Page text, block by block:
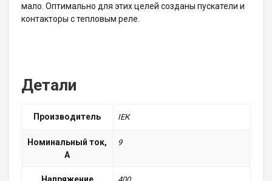
мало. Оптимально для этих целей созданы пускатели и
контакторы с тепловым реле.
Детали
Производитель ІЕК
Номинальный ток,
А
9